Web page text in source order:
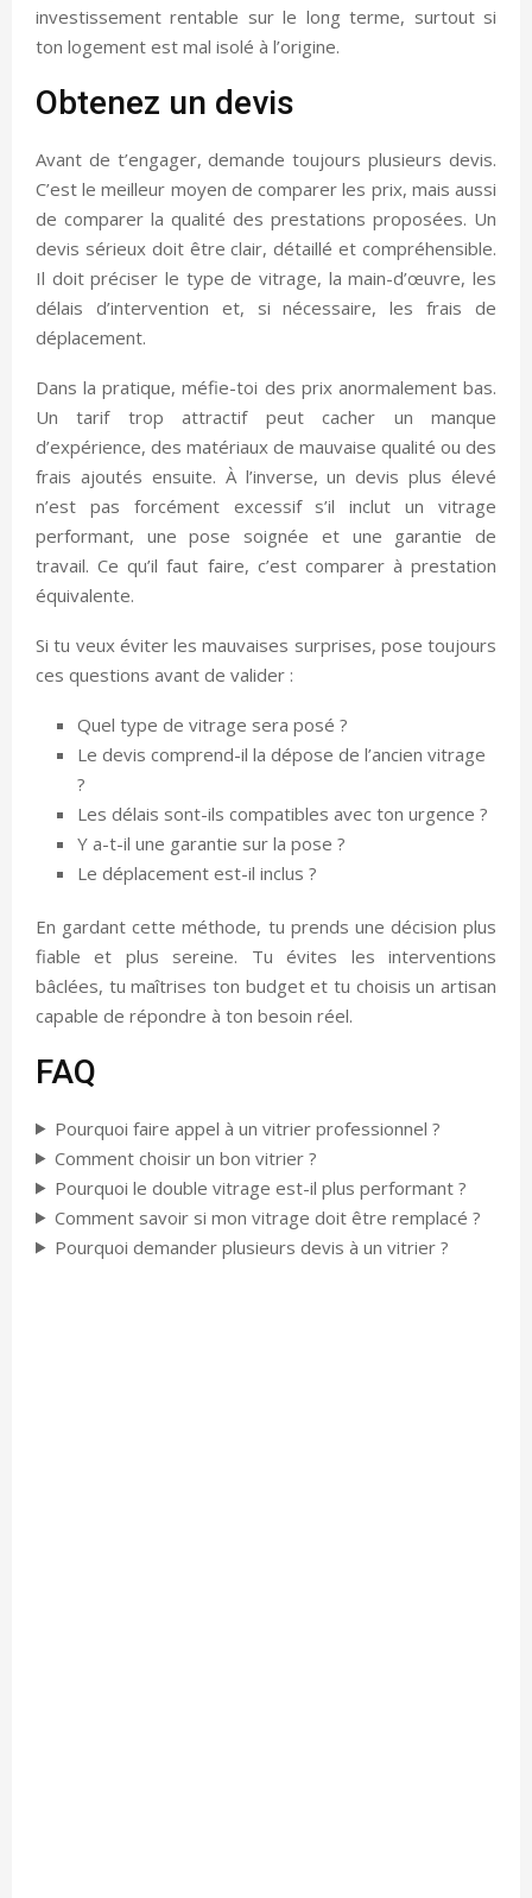
investissement rentable sur le long terme, surtout si
ton logement est mal isolé à l’origine.
Obtenez un devis
Avant de t’engager, demande toujours plusieurs devis.
C’est le meilleur moyen de comparer les prix, mais aussi
de comparer la qualité des prestations proposées. Un
devis sérieux doit être clair, détaillé et compréhensible.
Il doit préciser le type de vitrage, la main-d’œuvre, les
délais d’intervention et, si nécessaire, les frais de
déplacement.
Dans la pratique, méfie-toi des prix anormalement bas.
Un tarif trop attractif peut cacher un manque
d’expérience, des matériaux de mauvaise qualité ou des
frais ajoutés ensuite. À l’inverse, un devis plus élevé
n’est pas forcément excessif s’il inclut un vitrage
performant, une pose soignée et une garantie de
travail. Ce qu’il faut faire, c’est comparer à prestation
équivalente.
Si tu veux éviter les mauvaises surprises, pose toujours
ces questions avant de valider :
Quel type de vitrage sera posé ?
Le devis comprend-il la dépose de l’ancien vitrage
?
Les délais sont-ils compatibles avec ton urgence ?
Y a-t-il une garantie sur la pose ?
Le déplacement est-il inclus ?
En gardant cette méthode, tu prends une décision plus
fiable et plus sereine. Tu évites les interventions
bâclées, tu maîtrises ton budget et tu choisis un artisan
capable de répondre à ton besoin réel.
FAQ
Pourquoi faire appel à un vitrier professionnel ?
Comment choisir un bon vitrier ?
Pourquoi le double vitrage est-il plus performant ?
Comment savoir si mon vitrage doit être remplacé ?
Pourquoi demander plusieurs devis à un vitrier ?